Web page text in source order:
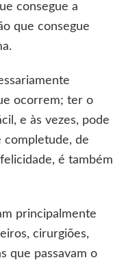
consegue a
que consegue
ocorrem; ter o
e às vezes, pode
completude, de
é também
principalmente
cirurgiões,
que passavam o